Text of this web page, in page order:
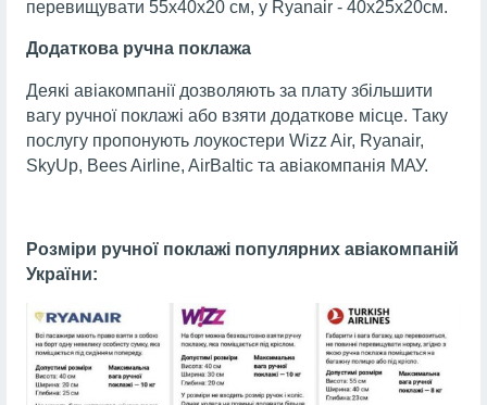
перевищувати 55х40х20 см, у Ryanair - 40х25х20см.
Додаткова ручна поклажа
Деякі авіакомпанії дозволяють за плату збільшити
вагу ручної поклажі або взяти додаткове місце. Таку
послугу пропонують лоукостери Wizz Air, Ryanair,
SkyUp, Bees Airline, AirBaltic та авіакомпанія МАУ.
Розміри ручної поклажі популярних авіакомпаній
України: